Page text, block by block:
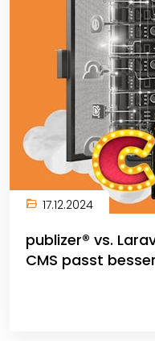
17.12.2024
publizer® vs.
CMS passt